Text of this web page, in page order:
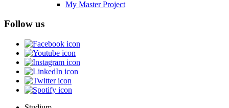
My Master Project
Follow us